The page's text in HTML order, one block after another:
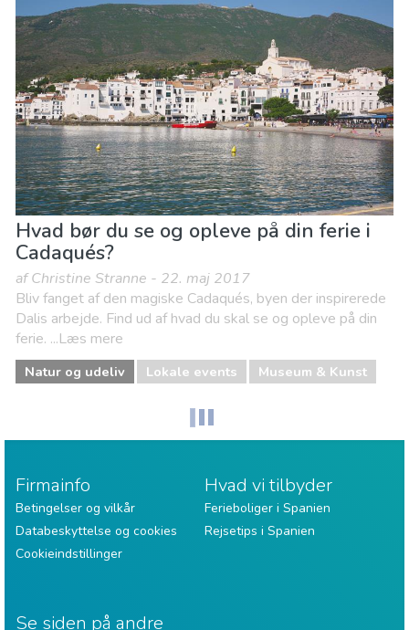
Strande
Hvad bør du se og opleve på din ferie i
Cadaqués?
af Christine Stranne - 22. maj 2017
Bliv fanget af den magiske Cadaqués, byen der inspirerede
Dalis arbejde. Find ud af hvad du skal se og opleve på din
ferie. ...Læs mere
Natur og udeliv Lokale events Museum & Kunst
Firmainfo
Betingelser og vilkår
Databeskyttelse og cookies
Cookieindstillinger
Hvad vi tilbyder
Ferieboliger i Spanien
Rejsetips i Spanien
Se siden på andre